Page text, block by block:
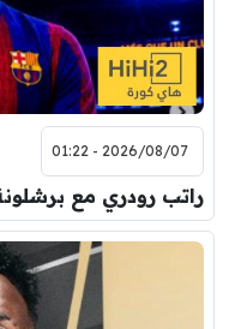
2026/08/07 - 01:22
راتب رودري مع